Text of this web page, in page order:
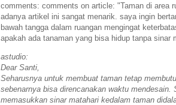
comments: comments on article: "Taman di area
adanya artikel ini sangat menarik. saya ingin
bawah tangga dalam ruangan mengingat
apakah ada tanaman yang bisa hidup tanpa sinar
astudio:
Dear Santi,
Seharusnya untuk membuat taman tetap
sebenarnya bisa direncanakan waktu
memasukkan sinar matahari kedalam taman